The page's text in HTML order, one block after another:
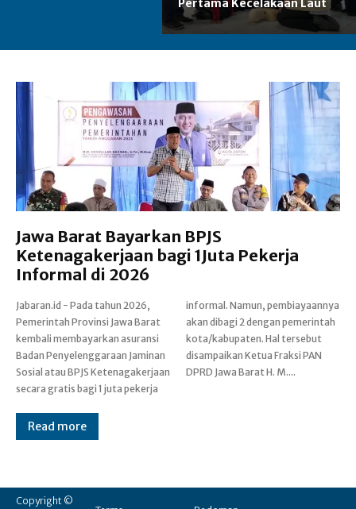
Pertama Kecelakaan Laut
Jawa Barat Bayarkan BPJS
Ketenagakerjaan bagi 1Juta Pekerja
Informal di 2026
Jabaran.id - Pada tahun 2026,
Pemerintah Provinsi Jawa Barat
kembali membayarkan asuransi
Badan Penyelenggaraan Jaminan
Sosial atau BPJS Ketenagakerjaan
secara gratis bagi 1 juta pekerja
informal. Namun, pembiayaannya
akan dibagi 2 dengan pemerintah
kota/kabupaten. Hal tersebut
disampaikan Ketua Fraksi PAN
DPRD Jawa Barat H. M....
Read more
Copyright ©